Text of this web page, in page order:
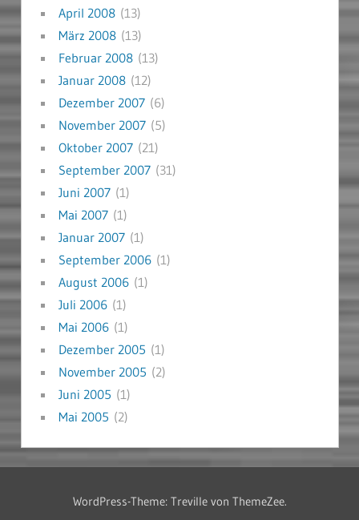
April 2008(13)
März 2008(13)
Februar 2008(13)
Januar 2008(12)
Dezember 2007(6)
November 2007(5)
Oktober 2007(21)
September 2007(31)
Juni 2007(1)
Mai 2007(1)
Januar 2007(1)
September 2006(1)
August 2006(1)
Juli 2006(1)
Mai 2006(1)
Dezember 2005 (1)
November 2005 (2)
Juni 2005 (1)
Mai 2005 (2)
WordPress-Theme: Treville von ThemeZee.